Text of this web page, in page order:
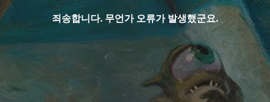
죄송합니다. 무언가 오류가 발생했군요.